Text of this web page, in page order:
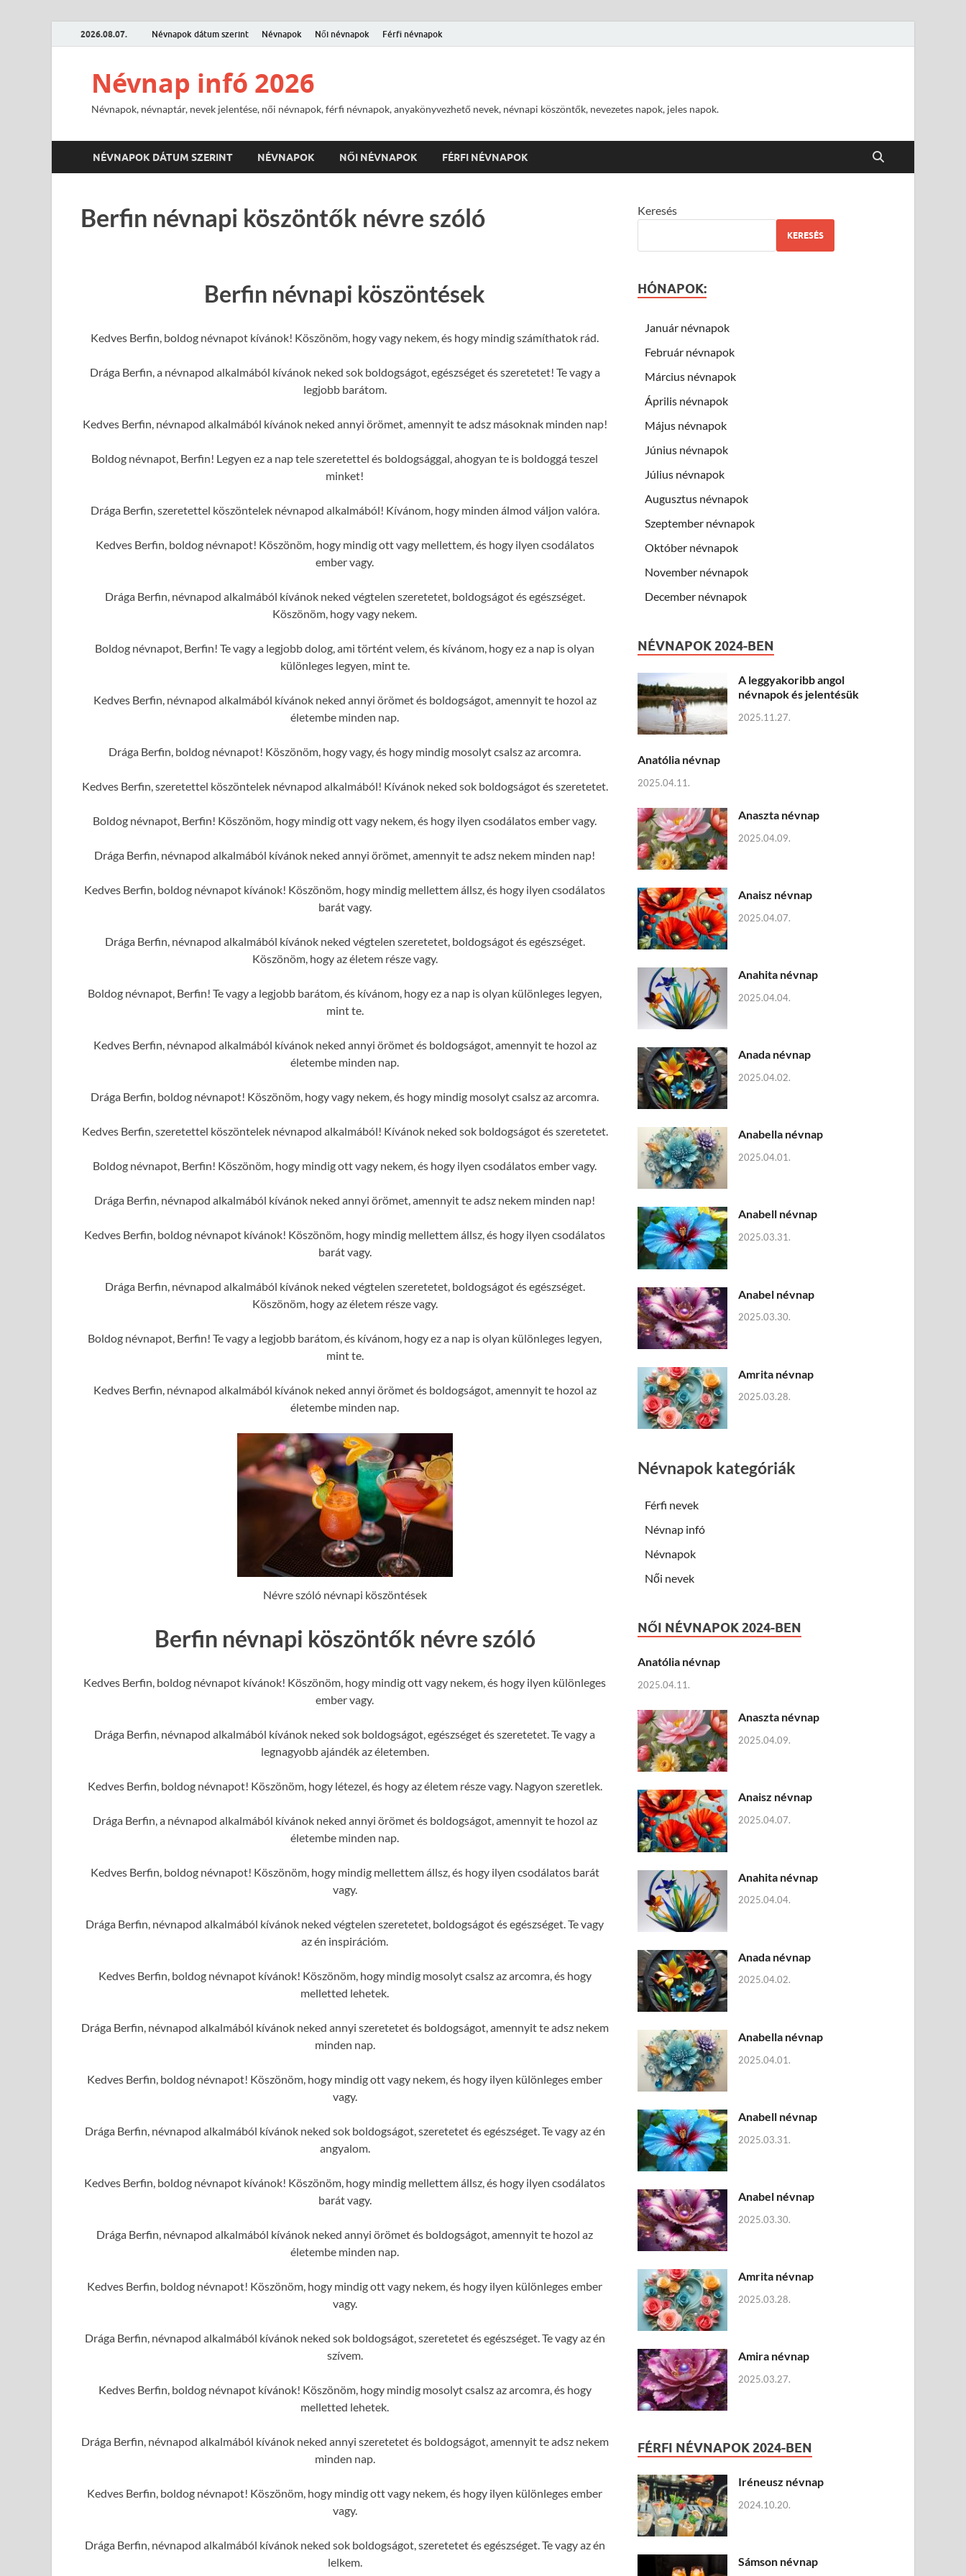
2026.08.07. Névnapok dátum szerint Névnapok Női névnapok Férfi névnapok
Névnap infó 2026
Névnapok, névnaptár, nevek jelentése, női névnapok, férfi névnapok, anyakönyvezhető nevek, névnapi köszöntők, nevezetes napok, jeles napok.
NÉVNAPOK DÁTUM SZERINT NÉVNAPOK NŐI NÉVNAPOK FÉRFI NÉVNAPOK
Berfin névnapi köszöntők névre szóló
Berfin névnapi köszöntések
Kedves Berfin, boldog névnapot kívánok! Köszönöm, hogy vagy nekem, és hogy mindig számíthatok rád.
Drága Berfin, a névnapod alkalmából kívánok neked sok boldogságot, egészséget és szeretetet! Te vagy a
legjobb barátom.
Kedves Berfin, névnapod alkalmából kívánok neked annyi örömet, amennyit te adsz másoknak minden nap!
Boldog névnapot, Berfin! Legyen ez a nap tele szeretettel és boldogsággal, ahogyan te is boldoggá teszel
minket!
Drága Berfin, szeretettel köszöntelek névnapod alkalmából! Kívánom, hogy minden álmod váljon valóra.
Kedves Berfin, boldog névnapot! Köszönöm, hogy mindig ott vagy mellettem, és hogy ilyen csodálatos
ember vagy.
Drága Berfin, névnapod alkalmából kívánok neked végtelen szeretetet, boldogságot és egészséget.
Köszönöm, hogy vagy nekem.
Boldog névnapot, Berfin! Te vagy a legjobb dolog, ami történt velem, és kívánom, hogy ez a nap is olyan
különleges legyen, mint te.
Kedves Berfin, névnapod alkalmából kívánok neked annyi örömet és boldogságot, amennyit te hozol az
életembe minden nap.
Drága Berfin, boldog névnapot! Köszönöm, hogy vagy, és hogy mindig mosolyt csalsz az arcomra.
Kedves Berfin, szeretettel köszöntelek névnapod alkalmából! Kívánok neked sok boldogságot és szeretetet.
Boldog névnapot, Berfin! Köszönöm, hogy mindig ott vagy nekem, és hogy ilyen csodálatos ember vagy.
Drága Berfin, névnapod alkalmából kívánok neked annyi örömet, amennyit te adsz nekem minden nap!
Kedves Berfin, boldog névnapot kívánok! Köszönöm, hogy mindig mellettem állsz, és hogy ilyen csodálatos
barát vagy.
Drága Berfin, névnapod alkalmából kívánok neked végtelen szeretetet, boldogságot és egészséget.
Köszönöm, hogy az életem része vagy.
Boldog névnapot, Berfin! Te vagy a legjobb barátom, és kívánom, hogy ez a nap is olyan különleges legyen,
mint te.
Kedves Berfin, névnapod alkalmából kívánok neked annyi örömet és boldogságot, amennyit te hozol az
életembe minden nap.
Drága Berfin, boldog névnapot! Köszönöm, hogy vagy nekem, és hogy mindig mosolyt csalsz az arcomra.
Kedves Berfin, szeretettel köszöntelek névnapod alkalmából! Kívánok neked sok boldogságot és szeretetet.
Boldog névnapot, Berfin! Köszönöm, hogy mindig ott vagy nekem, és hogy ilyen csodálatos ember vagy.
Drága Berfin, névnapod alkalmából kívánok neked annyi örömet, amennyit te adsz nekem minden nap!
Kedves Berfin, boldog névnapot kívánok! Köszönöm, hogy mindig mellettem állsz, és hogy ilyen csodálatos
barát vagy.
Drága Berfin, névnapod alkalmából kívánok neked végtelen szeretetet, boldogságot és egészséget.
Köszönöm, hogy az életem része vagy.
Boldog névnapot, Berfin! Te vagy a legjobb barátom, és kívánom, hogy ez a nap is olyan különleges legyen,
mint te.
Kedves Berfin, névnapod alkalmából kívánok neked annyi örömet és boldogságot, amennyit te hozol az
életembe minden nap.
Névre szóló névnapi köszöntések
Berfin névnapi köszöntők névre szóló
Kedves Berfin, boldog névnapot kívánok! Köszönöm, hogy mindig ott vagy nekem, és hogy ilyen különleges
ember vagy.
Drága Berfin, névnapod alkalmából kívánok neked sok boldogságot, egészséget és szeretetet. Te vagy a
legnagyobb ajándék az életemben.
Kedves Berfin, boldog névnapot! Köszönöm, hogy létezel, és hogy az életem része vagy. Nagyon szeretlek.
Drága Berfin, a névnapod alkalmából kívánok neked annyi örömet és boldogságot, amennyit te hozol az
életembe minden nap.
Kedves Berfin, boldog névnapot! Köszönöm, hogy mindig mellettem állsz, és hogy ilyen csodálatos barát
vagy.
Drága Berfin, névnapod alkalmából kívánok neked végtelen szeretetet, boldogságot és egészséget. Te vagy
az én inspirációm.
Kedves Berfin, boldog névnapot kívánok! Köszönöm, hogy mindig mosolyt csalsz az arcomra, és hogy
melletted lehetek.
Drága Berfin, névnapod alkalmából kívánok neked annyi szeretetet és boldogságot, amennyit te adsz nekem
minden nap.
Kedves Berfin, boldog névnapot! Köszönöm, hogy mindig ott vagy nekem, és hogy ilyen különleges ember
vagy.
Drága Berfin, névnapod alkalmából kívánok neked sok boldogságot, szeretetet és egészséget. Te vagy az én
angyalom.
Kedves Berfin, boldog névnapot kívánok! Köszönöm, hogy mindig mellettem állsz, és hogy ilyen csodálatos
barát vagy.
Drága Berfin, névnapod alkalmából kívánok neked annyi örömet és boldogságot, amennyit te hozol az
életembe minden nap.
Kedves Berfin, boldog névnapot! Köszönöm, hogy mindig ott vagy nekem, és hogy ilyen különleges ember
vagy.
Drága Berfin, névnapod alkalmából kívánok neked sok boldogságot, szeretetet és egészséget. Te vagy az én
szívem.
Kedves Berfin, boldog névnapot kívánok! Köszönöm, hogy mindig mosolyt csalsz az arcomra, és hogy
melletted lehetek.
Drága Berfin, névnapod alkalmából kívánok neked annyi szeretetet és boldogságot, amennyit te adsz nekem
minden nap.
Kedves Berfin, boldog névnapot! Köszönöm, hogy mindig ott vagy nekem, és hogy ilyen különleges ember
vagy.
Drága Berfin, névnapod alkalmából kívánok neked sok boldogságot, szeretetet és egészséget. Te vagy az én
lelkem.
Keresés
KERESÉS
HÓNAPOK:
Január névnapok
Február névnapok
Március névnapok
Április névnapok
Május névnapok
Június névnapok
Július névnapok
Augusztus névnapok
Szeptember névnapok
Október névnapok
November névnapok
December névnapok
NÉVNAPOK 2024-BEN
A leggyakoribb angol
névnapok és jelentésük
2025.11.27.
Anatólia névnap
2025.04.11.
Anaszta névnap
2025.04.09.
Anaisz névnap
2025.04.07.
Anahita névnap
2025.04.04.
Anada névnap
2025.04.02.
Anabella névnap
2025.04.01.
Anabell névnap
2025.03.31.
Anabel névnap
2025.03.30.
Amrita névnap
2025.03.28.
Névnapok kategóriák
Férfi nevek
Névnap infó
Névnapok
Női nevek
NŐI NÉVNAPOK 2024-BEN
Anatólia névnap
2025.04.11.
Anaszta névnap
2025.04.09.
Anaisz névnap
2025.04.07.
Anahita névnap
2025.04.04.
Anada névnap
2025.04.02.
Anabella névnap
2025.04.01.
Anabell névnap
2025.03.31.
Anabel névnap
2025.03.30.
Amrita névnap
2025.03.28.
Amira névnap
2025.03.27.
FÉRFI NÉVNAPOK 2024-BEN
Iréneusz névnap
2024.10.20.
Sámson névnap